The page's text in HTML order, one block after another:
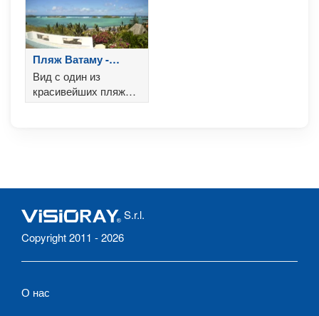
Пляж Ватаму -
Кения
Вид с один из
красивейших пляжей
Африки - пляж
S.r.l.
Copyright 2011 - 2026
О нас